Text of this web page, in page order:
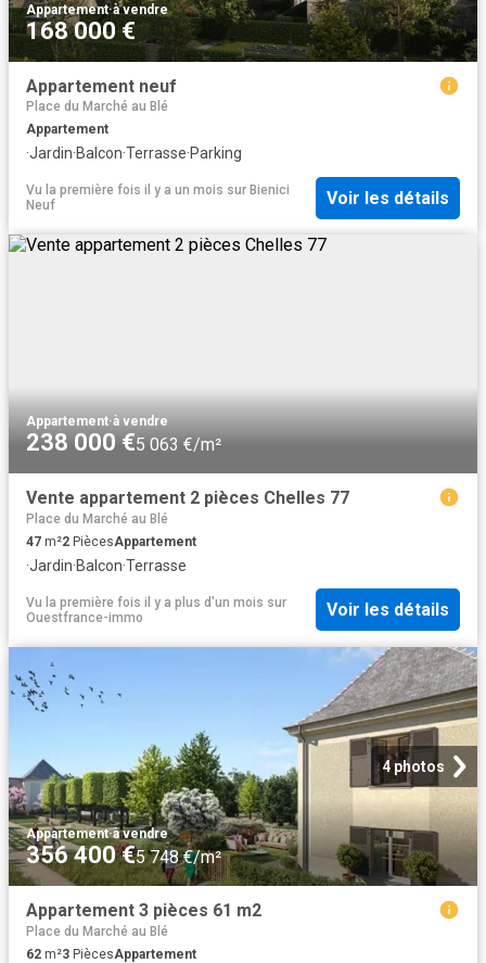
Appartement·à vendre
168 000 €
Appartement neuf
Place du Marché au Blé
Appartement
·Jardin·Balcon·Terrasse·Parking
Vu la première fois il y a un mois sur Bienici
Neuf
Voir les détails
Appartement·à vendre
238 000 €5 063 €/m²
Vente appartement 2 pièces Chelles 77
Place du Marché au Blé
47 m²2 PiècesAppartement
·Jardin·Balcon·Terrasse
Vu la première fois il y a plus d'un mois sur
Ouestfrance-immo
Voir les détails
4 photos
Appartement·à vendre
356 400 €5 748 €/m²
Appartement 3 pièces 61 m2
Place du Marché au Blé
62 m²3 PiècesAppartement